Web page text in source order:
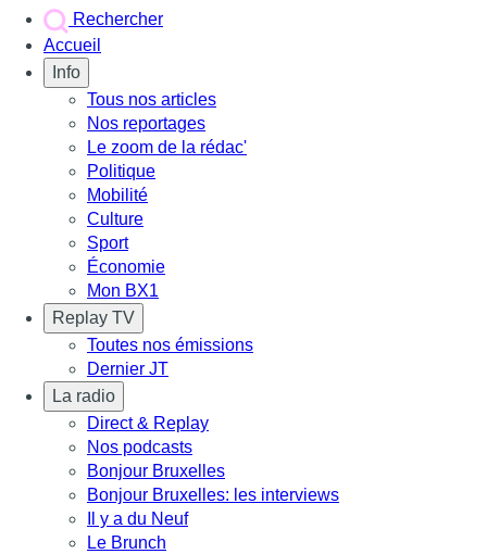
Rechercher
Accueil
Info
Tous nos articles
Nos reportages
Le zoom de la rédac'
Politique
Mobilité
Culture
Sport
Économie
Mon BX1
Replay TV
Toutes nos émissions
Dernier JT
La radio
Direct & Replay
Nos podcasts
Bonjour Bruxelles
Bonjour Bruxelles: les interviews
Il y a du Neuf
Le Brunch